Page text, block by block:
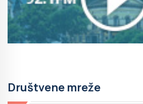
Društvene mreže